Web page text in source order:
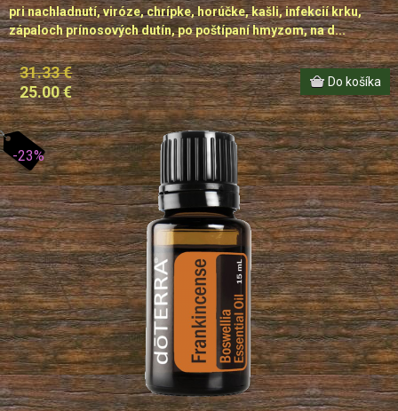
pri nachladnutí, viróze, chrípke, horúčke, kašli, infekcií krku,
zápaloch prínosových dutín, po poštípaní hmyzom, na d...
31.33 €
25.00 €
-23%